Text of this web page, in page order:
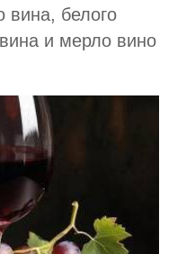
вина, белого
и мерло вино